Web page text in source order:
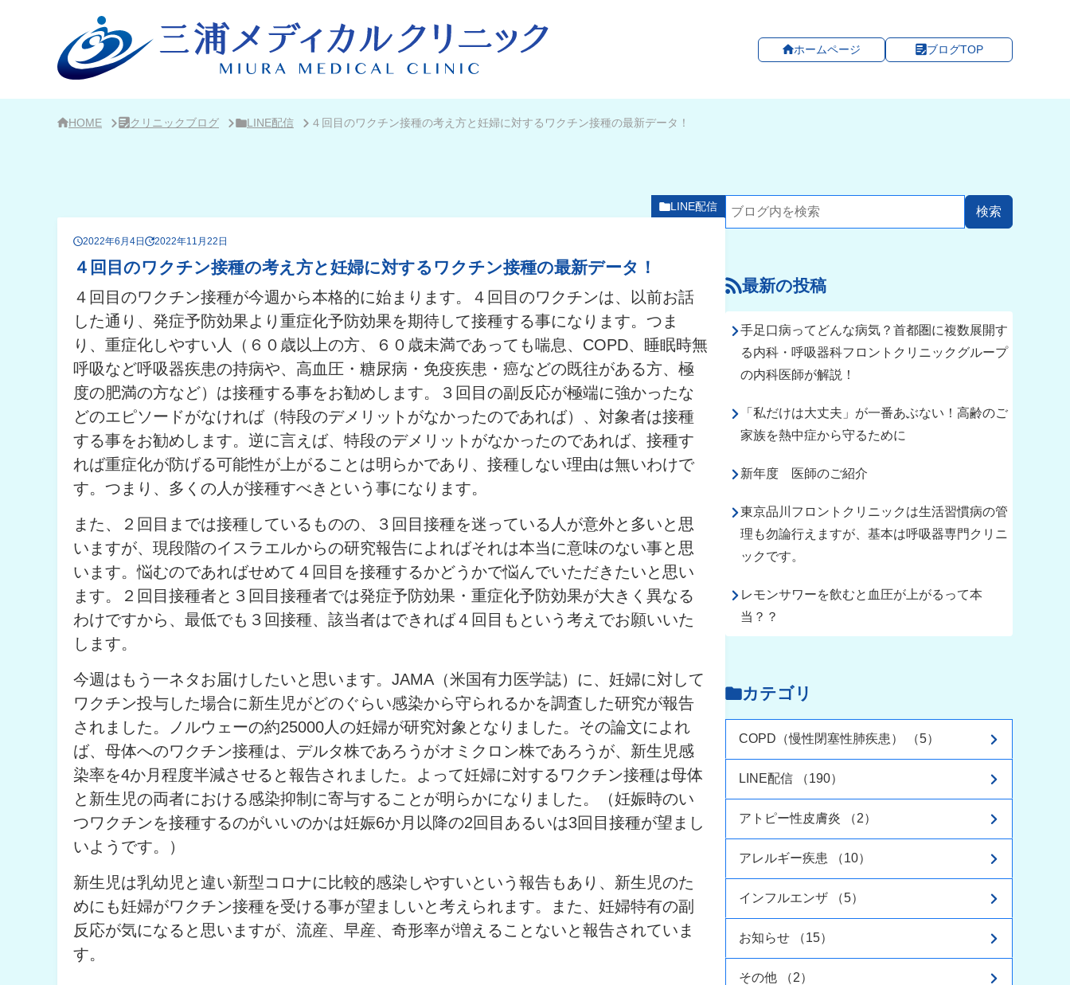
ッ
ホームページ ブログTOP
HOME クリニックブログ LINE配信 ４回目のワクチン接種の考え方と妊婦に対するワクチン接種の最新データ！
LINE配信
2022年6月4日 2022年11月22日
４回目のワクチン接種の考え方と妊婦に対するワクチン接種の最新データ！
４回目のワクチン接種が今週から本格的に始まります。４回目のワクチンは、以前お話
した通り、発症予防効果より重症化予防効果を期待して接種する事になります。つま
り、重症化しやすい人（６０歳以上の方、６０歳未満であっても喘息、COPD、睡眠時無
呼吸など呼吸器疾患の持病や、高血圧・糖尿病・免疫疾患・癌などの既往がある方、極
度の肥満の方など）は接種する事をお勧めします。３回目の副反応が極端に強かったな
どのエピソードがなければ（特段のデメリットがなかったのであれば）、対象者は接種
する事をお勧めします。逆に言えば、特段のデメリットがなかったのであれば、接種す
れば重症化が防げる可能性が上がることは明らかであり、接種しない理由は無いわけで
す。つまり、多くの人が接種すべきという事になります。
また、２回目までは接種しているものの、３回目接種を迷っている人が意外と多いと思
いますが、現段階のイスラエルからの研究報告によればそれは本当に意味のない事と思
います。悩むのであればせめて４回目を接種するかどうかで悩んでいただきたいと思い
ます。２回目接種者と３回目接種者では発症予防効果・重症化予防効果が大きく異なる
わけですから、最低でも３回接種、該当者はできれば４回目もという考えでお願いいた
します。
今週はもう一ネタお届けしたいと思います。JAMA（米国有力医学誌）に、妊婦に対して
ワクチン投与した場合に新生児がどのぐらい感染から守られるかを調査した研究が報告
されました。ノルウェーの約25000人の妊婦が研究対象となりました。その論文によれ
ば、母体へのワクチン接種は、デルタ株であろうがオミクロン株であろうが、新生児感
染率を4か月程度半減させると報告されました。よって妊婦に対するワクチン接種は母体
と新生児の両者における感染抑制に寄与することが明らかになりました。（妊娠時のい
つワクチンを接種するのがいいのかは妊娠6か月以降の2回目あるいは3回目接種が望まし
いようです。）
新生児は乳幼児と違い新型コロナに比較的感染しやすいという報告もあり、新生児のた
めにも妊婦がワクチン接種を受ける事が望ましいと考えられます。また、妊婦特有の副
反応が気になると思いますが、流産、早産、奇形率が増えることないと報告されていま
す。
最新の投稿
手足口病ってどんな病気？首都圏に複数展開す
る内科・呼吸器科フロントクリニックグループ
の内科医師が解説！
「私だけは大丈夫」が一番あぶない！高齢のご
家族を熱中症から守るために
新年度 医師のご紹介
東京品川フロントクリニックは生活習慣病の管
理も勿論行えますが、基本は呼吸器専門クリニ
ックです。
レモンサワーを飲むと血圧が上がるって本
当？？
カテゴリ
COPD（慢性閉塞性肺疾患） （5）
LINE配信 （190）
アトピー性皮膚炎 （2）
アレルギー疾患 （10）
インフルエンザ （5）
お知らせ （15）
その他 （2）